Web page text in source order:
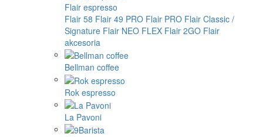
Flair espresso
Flair 58 Flair 49 PRO Flair PRO Flair Classic /
Signature Flair NEO FLEX Flair 2GO Flair
akcesoria
Bellman coffee
Rok espresso
La Pavoni